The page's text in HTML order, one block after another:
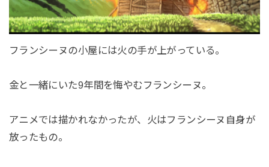
フランシーヌの小屋には火の手が上がっている。
金と一緒にいた9年間を悔やむフランシーヌ。
アニメでは描かれなかったが、火はフランシーヌ自身が
放ったもの。